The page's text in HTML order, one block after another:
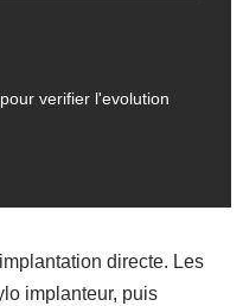
verifier l'evolution
directe. Les
implanteur, puis